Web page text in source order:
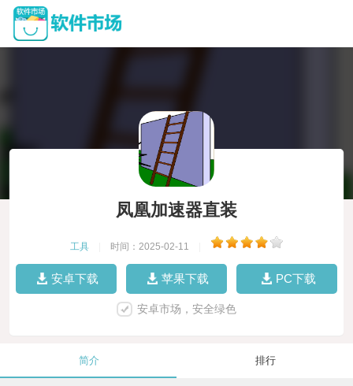
凤凰加速器直装
工具 时间：2025-02-11
安卓下载 苹果下载 PC下载
安卓市场，安全绿色
简介 排行